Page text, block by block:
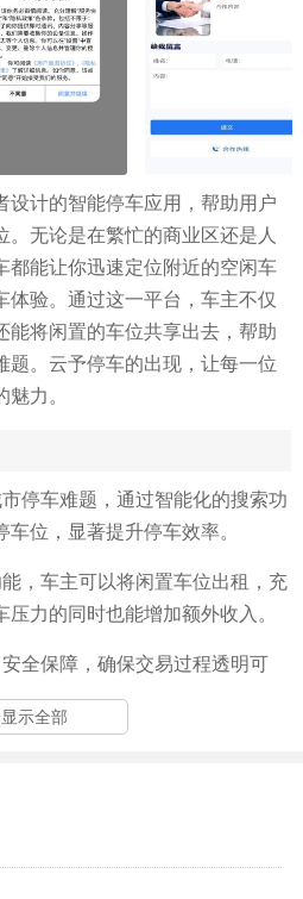
设计的智能停车应用，帮助用户
。无论是在繁忙的商业区还是人
都能让你迅速定位附近的空闲车
体验。通过这一平台，车主不仅
能将闲置的车位共享出去，帮助
题。云予停车的出现，让每一位
力。
停车难题，通过智能化的搜索功
位，显著提升停车效率。
，车主可以将闲置车位出租，充
力的同时也能增加额外收入。
全保障，确保交易过程透明可
使用平台，享受无忧的停车体
显示全部